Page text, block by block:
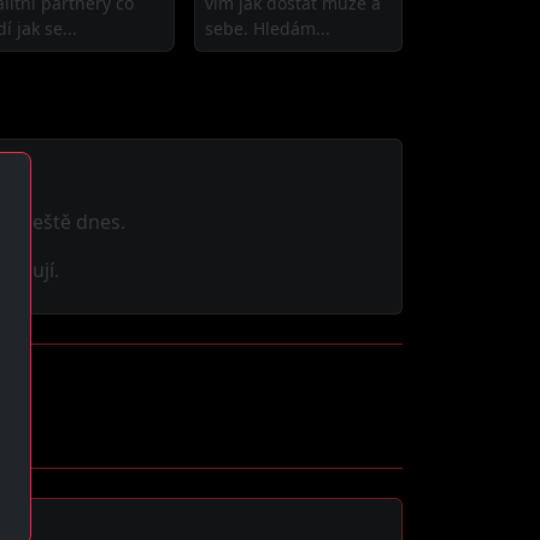
jak se...
sebe. Hledám...
ještě dnes.